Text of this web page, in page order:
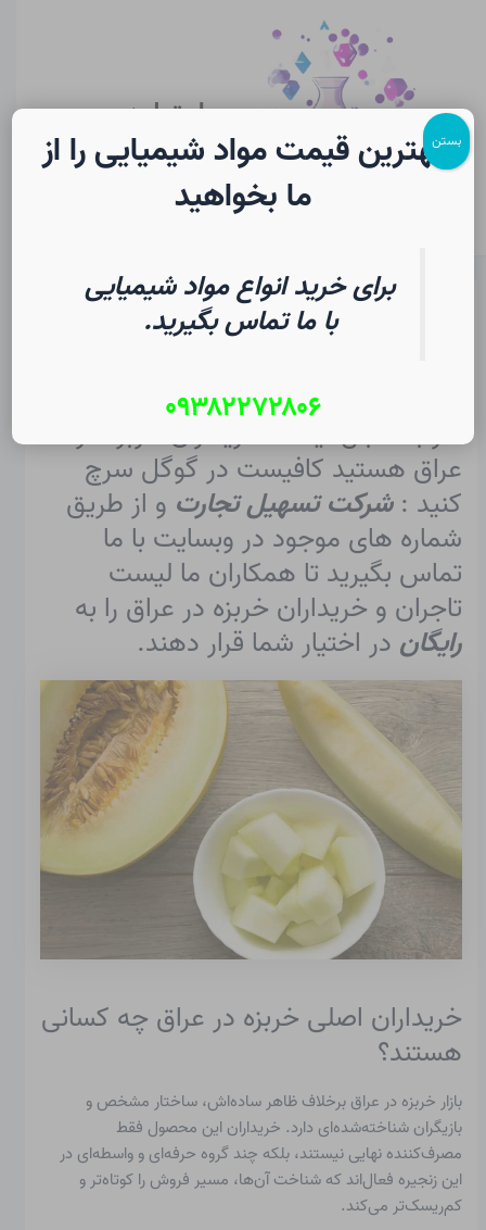
سایت لرن
شیمی
خریداران خربزه در عراق
اگر به دنبال لیست خریداران خربزه در
عراق هستید کافیست در گوگل سرچ
کنید :شرکت تسهیل تجارت و از طریق
شماره های موجود در وبسایت با ما
تماس بگیرید تا همکاران ما لیست
تاجران و خریداران خربزه در عراق را به
رایگان در اختیار شما قرار دهند.
خریداران اصلی خربزه در عراق چه کسانی
هستند؟
بازار خربزه در عراق برخلاف ظاهر ساده‌اش، ساختار مشخص و
بازیگران شناخته‌شده‌ای دارد. خریداران این محصول فقط
مصرف‌کننده نهایی نیستند، بلکه چند گروه حرفه‌ای و واسطه‌ای در
این زنجیره فعال‌اند که شناخت آن‌ها، مسیر فروش را کوتاه‌تر و
کم‌ریسک‌تر می‌کند.
بهترین قیمت مواد شیمیایی را از
ما بخواهید
برای خرید انواع مواد شیمیایی
با ما تماس بگیرید.
۰۹۳۸۲۲۷۲۸۰۶
بستن